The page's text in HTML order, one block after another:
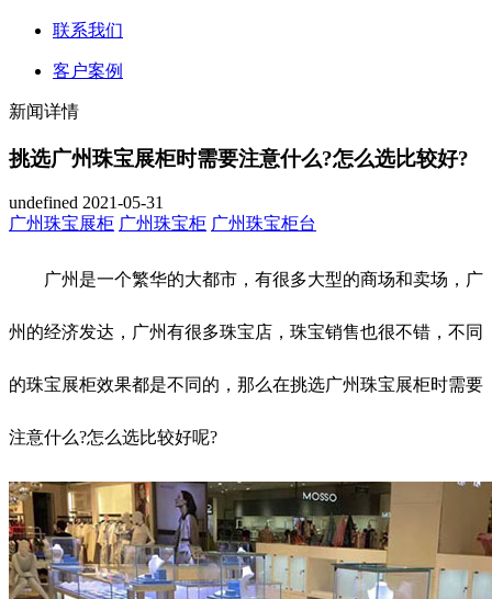
联系我们
客户案例
新闻详情
挑选广州珠宝展柜时需要注意什么?怎么选比较好?
undefined 2021-05-31
广州珠宝展柜 广州珠宝柜 广州珠宝柜台
广州是一个繁华的大都市，有很多大型的商场和卖场，广
州的经济发达，广州有很多珠宝店，珠宝销售也很不错，不同
的珠宝展柜效果都是不同的，那么在挑选广州珠宝展柜时需要
注意什么?怎么选比较好呢?